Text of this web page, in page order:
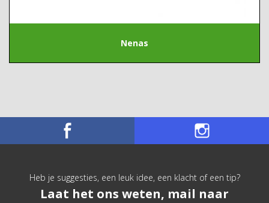
Nenas
Heb je suggesties, een leuk idee, een klacht of een tip?
Laat het ons weten, mail naar